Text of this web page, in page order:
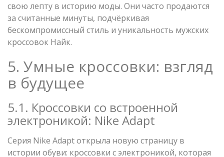
свою лепту в историю моды. Они часто продаются
за считанные минуты, подчёркивая
бескомпромиссный стиль и уникальность мужских
кроссовок Найк.
5. Умные кроссовки: взгляд
в будущее
5.1. Кроссовки со встроенной
электроникой: Nike Adapt
Серия Nike Adapt открыла новую страницу в
истории обуви: кроссовки с электроникой, которая